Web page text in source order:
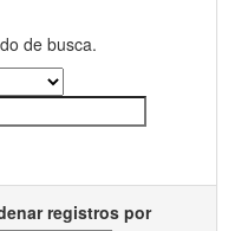
de busca.
registros por